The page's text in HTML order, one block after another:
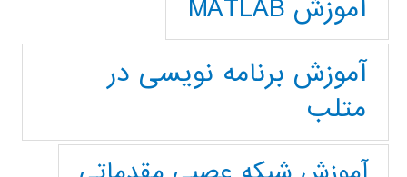
آموزش MATLAB
آموزش برنامه نویسی در
متلب